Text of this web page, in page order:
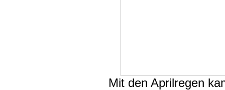
Mit den Aprilregen